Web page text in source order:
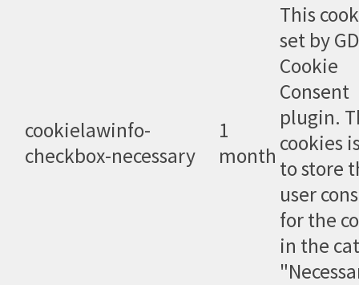
cookielawinfo-
checkbox-necessary
1
month
This
set by
Cookie
Consent
plugin.
cookies
to store
user
for the
in the